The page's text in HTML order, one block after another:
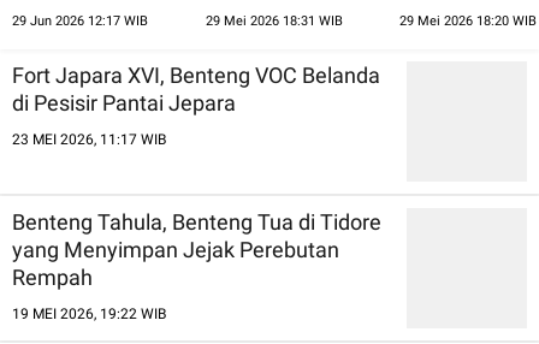
29 Jun 2026 12:17 WIB 29 Mei 2026 18:31 WIB 29 Mei 2026 18:20 WIB
Fort Japara XVI, Benteng VOC Belanda
di Pesisir Pantai Jepara
23 MEI 2026, 11:17 WIB
Benteng Tahula, Benteng Tua di Tidore
yang Menyimpan Jejak Perebutan
Rempah
19 MEI 2026, 19:22 WIB